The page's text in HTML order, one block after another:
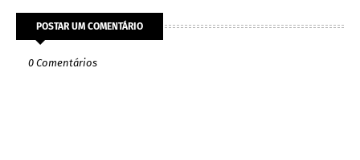
POSTAR UM COMENTÁRIO
0 Comentários